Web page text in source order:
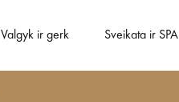
Valgyk ir gerk Sveikata ir SPA